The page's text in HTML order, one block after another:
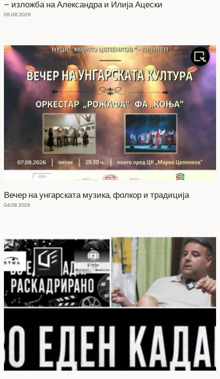
– изложба на Александра и Илија Ацески
05.08.2026
Вечер на унгарската музика, фолкор и традиција
04.08.2026